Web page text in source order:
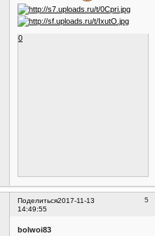
0
Поделиться 5
2017-11-13
14:49:55
bolwoi83